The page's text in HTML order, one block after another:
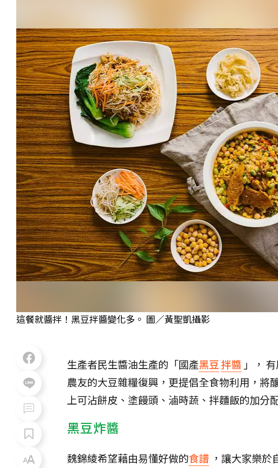
這餐就醬拌！黑豆拌醬變化多。 圖／黃聖凱攝影
生產者民生醬油生產的「國產黑豆拌醬 」，
農友的大豆雜糧復興，更提倡全食物利用，將
上可沾餅皮、塗饅頭、滷時蔬、拌麵飯的加分
黑豆炸醬
魏錦綾希望藉由易懂好做的食譜 ，讓大家樂